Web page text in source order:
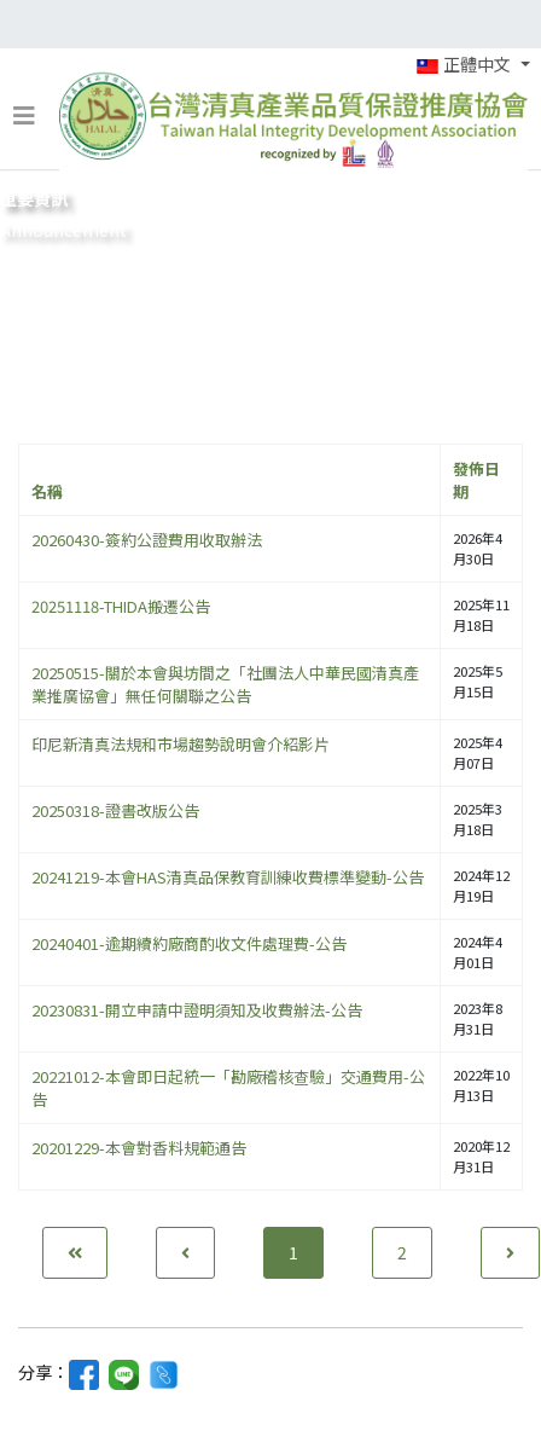
正體中文
重要資訊
Announcement
名稱
發佈日
期
20260430-簽約公證費用收取辦法
2026年4
月30日
20251118-THIDA搬遷公告
2025年11
月18日
20250515-關於本會與坊間之「社團法人中華民國清真產
業推廣協會」無任何關聯之公告
2025年5
月15日
印尼新清真法規和市場趨勢說明會介紹影片
2025年4
月07日
20250318-證書改版公告
2025年3
月18日
20241219-本會HAS清真品保教育訓練收費標準變動-公告
2024年12
月19日
20240401-逾期續約廠商酌收文件處理費-公告
2024年4
月01日
20230831-開立申請中證明須知及收費辦法-公告
2023年8
月31日
20221012-本會即日起統一「勘廠稽核查驗」交通費用-公
告
2022年10
月13日
20201229-本會對香料規範通告
2020年12
月31日
1 2
分享：